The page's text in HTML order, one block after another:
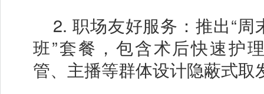
2. 职场友好服务：推出“周
班”套餐，包含术后快速护
管、主播等群体设计隐蔽式取